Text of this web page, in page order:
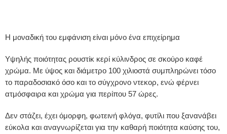
Η μοναδική του εμφάνιση είναι μόνο ένα επιχείρημα
Υψηλής ποιότητας ρουστίκ κερί κύλινδρος σε σκούρο καφέ
χρώμα. Με ύψος και διάμετρο 100 χιλιοστά συμπληρώνει τόσο
το παραδοσιακό όσο και το σύγχρονο ντεκορ, ενώ φέρνει
ατμόσφαιρα και χρώμα για περίπου 57 ώρες.
Δεν στάζει, έχει όμορφη, φωτεινή φλόγα, φυτίλι που ξανανάβει
εύκολα και αναγνωρίζεται για την καθαρή ποιότητα καύσης του,